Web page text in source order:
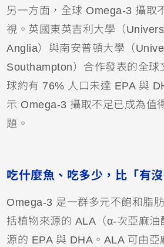
另一方面，全球 Omega-3 攝取
視。英國東英吉利大學（
Anglia）與南安普頓大學（
Southampton）合作發表的全球
球約有 76% 人口未達 EPA 與
示 Omega-3 攝取不足已成為值
題。
吃什麼魚、吃多少，比「有
Omega-3 是一群多元不飽和脂
括植物來源的 ALA（α-次亞麻油
源的 EPA 與 DHA。ALA 可由亞